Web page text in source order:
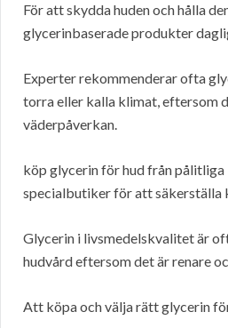
För att skydda huden och hålla
glycerinbaserade produkter
Experter rekommenderar ofta
torra eller kalla klimat, eftersom
väderpåverkan.
köp glycerin för hud från
specialbutiker för att säkerställa
Glycerin i livsmedelskvalitet är
hudvård eftersom det är renare
Att köpa och välja rätt glycerin